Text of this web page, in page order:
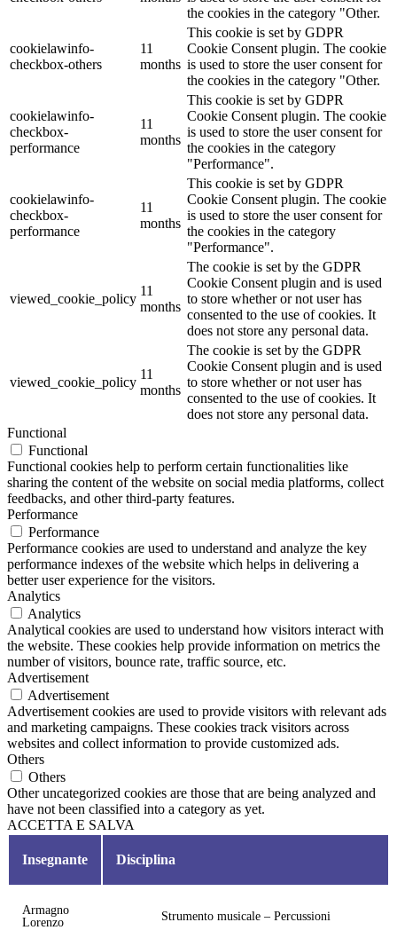
the cookies in the category "Other.
cookielawinfo-
checkbox-others
11
months
This cookie is set by GDPR
Cookie Consent plugin. The cookie
is used to store the user consent for
the cookies in the category "Other.
cookielawinfo-
checkbox-
performance
11
months
This cookie is set by GDPR
Cookie Consent plugin. The cookie
is used to store the user consent for
the cookies in the category
"Performance".
cookielawinfo-
checkbox-
performance
11
months
This cookie is set by GDPR
Cookie Consent plugin. The cookie
is used to store the user consent for
the cookies in the category
"Performance".
viewed_cookie_policy
11
months
The cookie is set by the GDPR
Cookie Consent plugin and is used
to store whether or not user has
consented to the use of cookies. It
does not store any personal data.
viewed_cookie_policy
11
months
The cookie is set by the GDPR
Cookie Consent plugin and is used
to store whether or not user has
consented to the use of cookies. It
does not store any personal data.
Functional
Functional
Functional cookies help to perform certain functionalities like
sharing the content of the website on social media platforms, collect
feedbacks, and other third-party features.
Performance
Performance
Performance cookies are used to understand and analyze the key
performance indexes of the website which helps in delivering a
better user experience for the visitors.
Analytics
Analytics
Analytical cookies are used to understand how visitors interact with
the website. These cookies help provide information on metrics the
number of visitors, bounce rate, traffic source, etc.
Advertisement
Advertisement
Advertisement cookies are used to provide visitors with relevant ads
and marketing campaigns. These cookies track visitors across
websites and collect information to provide customized ads.
Others
Others
Other uncategorized cookies are those that are being analyzed and
have not been classified into a category as yet.
ACCETTA E SALVA
Insegnante Disciplina
Armagno
Lorenzo
Strumento musicale – Percussioni